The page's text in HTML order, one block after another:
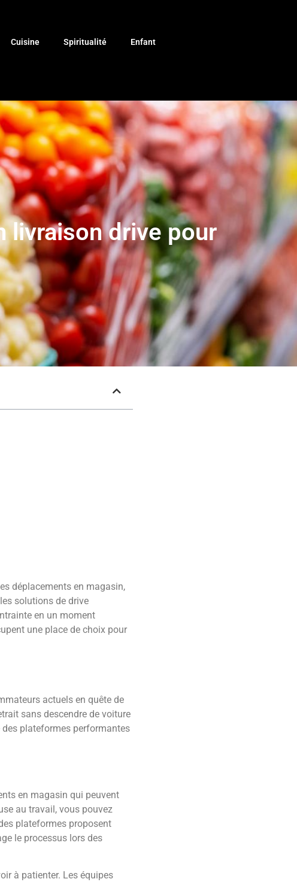
Cuisine Spiritualité Enfant
livraison drive pour
déplacements en magasin,
solutions de drive
en un moment
une place de choix pour
actuels en quête de
sans descendre de voiture
plateformes performantes
en magasin qui peuvent
au travail, vous pouvez
plateformes proposent
le processus lors des
à patienter. Les équipes